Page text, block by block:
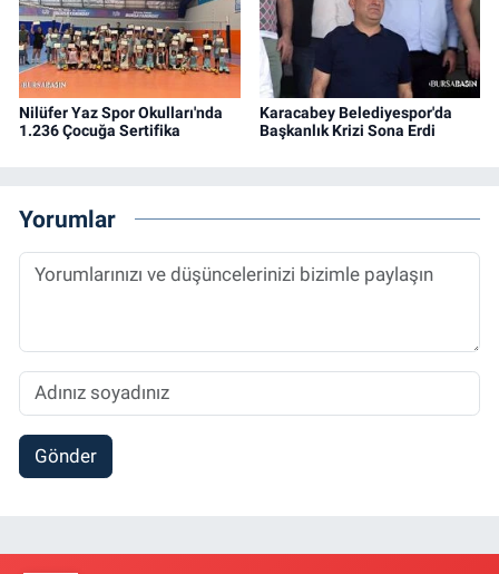
Nilüfer Yaz Spor Okulları'nda
1.236 Çocuğa Sertifika
Karacabey Belediyespor'da
Başkanlık Krizi Sona Erdi
Yorumlar
Gönder